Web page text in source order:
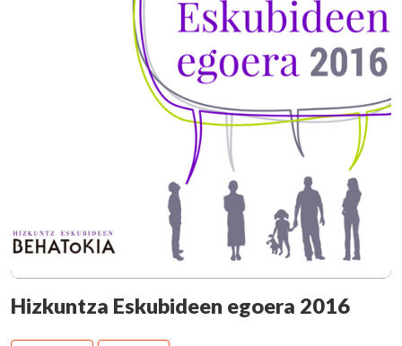
Hizkuntza Eskubideen egoera 2016